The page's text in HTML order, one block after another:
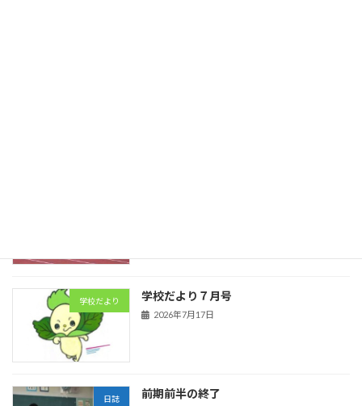
学校だより 学校だより７月号
2026年7月17日
日誌 前期前半の終了